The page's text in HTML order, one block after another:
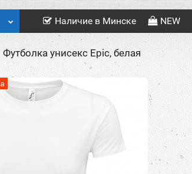
Наличие в Минске NEW
Футболка унисекс Epic, белая